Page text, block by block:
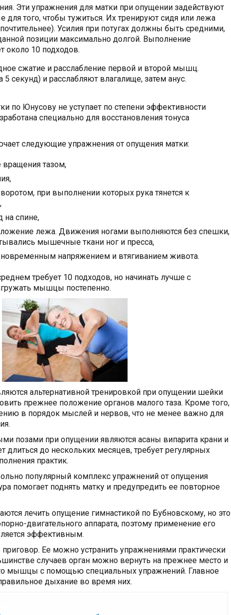
Эти упражнения для матки при опущении задействуют
того, чтобы тужиться. Их тренируют сидя или лежа
Усилия при потугах должны быть средними,
позиции максимально долгой. Выполнение
около 10 подходов.
сжатие и расслабление первой и второй мышц.
5 секунд) и расслабляют влагалище, затем анус.
по Юнусову не уступает по степени эффективности
специально для восстановления тонуса
следующие упражнения от опущения матки:
тазом,
при выполнении которых рука тянется к
на спине,
лежа. Движения ногами выполняются без спешки,
мышечные ткани ног и пресса,
напряжением и втягиванием живота.
требует 10 подходов, но начинать лучше с
мышцы постепенно.
альтернативной тренировкой при опущении шейки
прежнее положение органов малого таза. Кроме того,
в порядок мыслей и нервов, что не менее важно для
позами при опущении являются асаны випарита крани и
длиться до нескольких месяцев, требует регулярных
практик.
популярный комплекс упражнений от опущения
помогает поднять матку и предупредить ее повторное
лечить опущение гимнастикой по Бубновскому, но это
двигательного аппарата, поэтому применение его
эффективным.
Ее можно устранить упражнениями практически
случаев орган можно вернуть на прежнее место и
мышцы с помощью специальных упражнений. Главное
дыхание во время них.